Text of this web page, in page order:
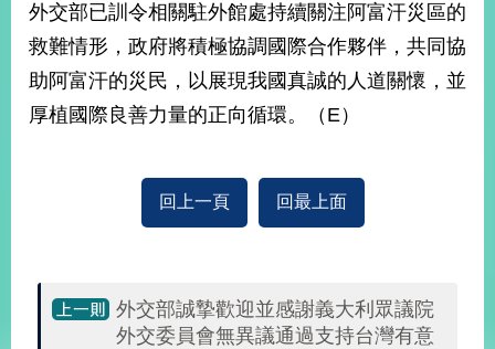
外
交
資
國
外交部已訓令相關駐外館處持續關注阿富汗災區的
救難情形，政府將積極協調國際合作夥伴，共同協
助阿富汗的災民，以展現我國真誠的人道關懷，並
厚植國際良善力量的正向循環。（E）
回上一頁 回最上面
外交部誠摯歡迎並感謝義大利眾議院
外交委員會無異議通過支持台灣有意